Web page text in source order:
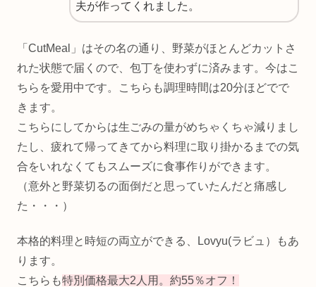
夫が作ってくれました。
「CutMeal」はその名の通り、野菜がほとんどカットさ
れた状態で届くので、包丁を使わずに済みます。今はこ
ちらを愛用中です。こちらも調理時間は20分ほどでで
きます。
こちらにしてからは生ごみの量がめちゃくちゃ減りまし
たし、疲れて帰ってきてから料理に取り掛かるまでの気
合をいれなくてもスムーズに食事作りができます。
（意外と野菜切るの面倒だと思っていたんだと痛感し
た・・・）
本格的料理と時短の両立ができる、Lovyu(ラビュ）もあ
ります。
こちらも特別価格最大2人用。約55％オフ！